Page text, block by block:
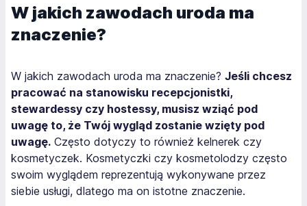
W jakich zawodach uroda ma
znaczenie?
W jakich zawodach uroda ma znaczenie? Jeśli chcesz
pracować na stanowisku recepcjonistki,
stewardessy czy hostessy, musisz wziąć pod
uwagę to, że Twój wygląd zostanie wzięty pod
uwagę. Często dotyczy to również kelnerek czy
kosmetyczek. Kosmetyczki czy kosmetolodzy często
swoim wyglądem reprezentują wykonywane przez
siebie usługi, dlatego ma on istotne znaczenie.